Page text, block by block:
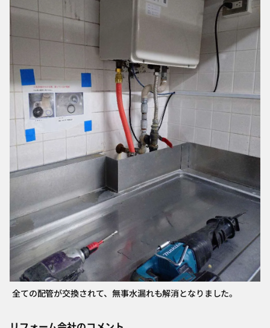
全ての配管が交換されて、無事水漏れも解消となりました。